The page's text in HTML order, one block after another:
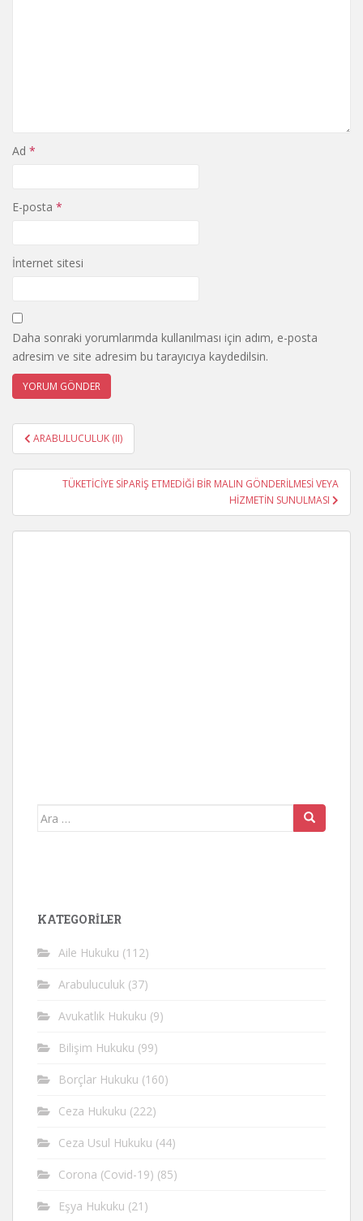
Ad *
E-posta *
İnternet sitesi
Daha sonraki yorumlarımda kullanılması için adım, e-posta
adresim ve site adresim bu tarayıcıya kaydedilsin.
Yazı
gezinmesi
ARABULUCULUK (II)
TÜKETİCİYE SİPARİŞ ETMEDİĞİ BİR MALIN GÖNDERİLMESİ VEYA
HİZMETİN SUNULMASI
Arama
KATEGORİLER
Aile Hukuku (112)
Arabuluculuk (37)
Avukatlık Hukuku (9)
Bilişim Hukuku (99)
Borçlar Hukuku (160)
Ceza Hukuku (222)
Ceza Usul Hukuku (44)
Corona (Covid-19) (85)
Eşya Hukuku (21)